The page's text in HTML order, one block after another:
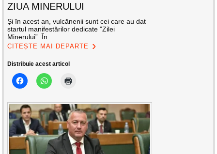
ZIUA MINERULUI
Și în acest an, vulcănenii sunt cei care au dat
startul manifestărilor dedicate ”Zilei
Minerului”. În
CITEȘTE MAI DEPARTE
Distribuie acest articol